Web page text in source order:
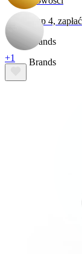
Kup 4,
Brands
Brands
+1